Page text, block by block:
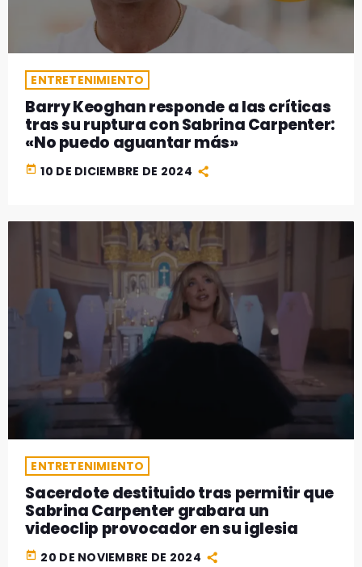
ENTRETENIMIENTO
Barry Keoghan responde a las críticas
tras su ruptura con Sabrina Carpenter:
«No puedo aguantar más»
today 10 DE DICIEMBRE DE 2024
ENTRETENIMIENTO
Sacerdote destituido tras permitir que
Sabrina Carpenter grabara un
videoclip provocador en su iglesia
today 20 DE NOVIEMBRE DE 2024